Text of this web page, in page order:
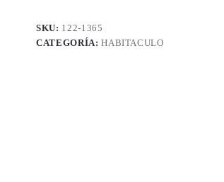
SKU: 122-1365
CATEGORÍA:HABITACULO